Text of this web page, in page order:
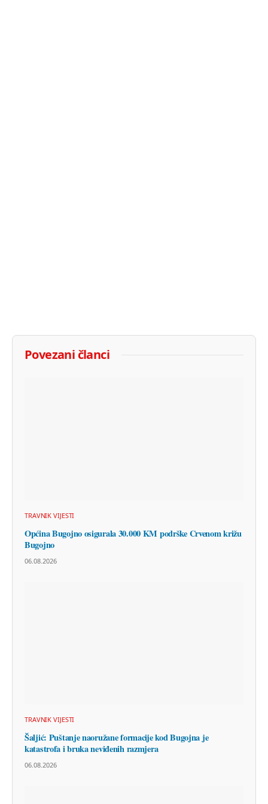
Povezani članci
TRAVNIK VIJESTI
Općina Bugojno osigurala 30.000 KM podrške Crvenom križu
Bugojno
06.08.2026
TRAVNIK VIJESTI
Šaljić: Puštanje naoružane formacije kod Bugojna je
katastrofa i bruka neviđenih razmjera
06.08.2026